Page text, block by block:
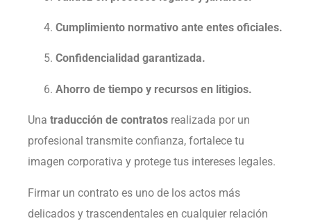
Cumplimiento normativo ante entes oficiales.
Confidencialidad garantizada.
Ahorro de tiempo y recursos en litigios.
Una traducción de contratos realizada por un
profesional transmite confianza, fortalece tu
imagen corporativa y protege tus intereses legales.
Firmar un contrato es uno de los actos más
delicados y trascendentales en cualquier relación